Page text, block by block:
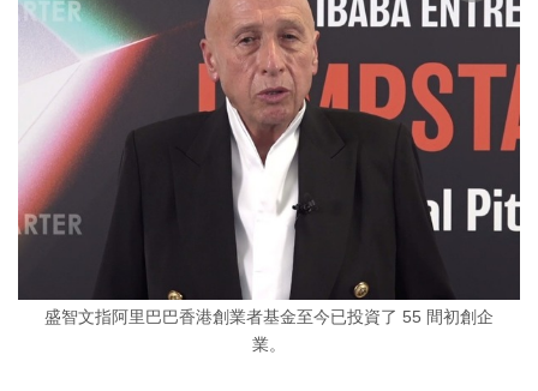
盛智文指阿里巴巴香港創業者基金至今已投資了 55 間初創企
業。